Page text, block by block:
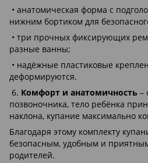
• анатомическая форма с
нижним бортиком для
• три прочных фиксирующих
разные ванны;
• надёжные пластиковые
деформируются.
6. Комфорт и анатомичность –
позвоночника, тело ребёнка
наклона, купание максимально
Благодаря этому комплекту
безопасным, удобным и
родителей.